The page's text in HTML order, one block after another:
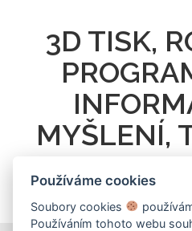
3D TISK,
MYŠLENÍ,
Používáme cookies
Soubory cookies
Používáním tohoto webu